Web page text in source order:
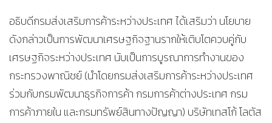
อธิบดีกรมส่งเสริมการค้าระหว่างประเทศ ได้เสริมว่า นโยบาย
ดังกล่าวเป็นการพัฒนาเศรษฐกิจฐานรากให้เติบโตควบคู่กับ
เศรษฐกิจระหว่างประเทศ นับเป็นการบูรณาการทำงานของ
กระทรวงพาณิชย์ (นำโดยกรมส่งเสริมการค้าระหว่างประเทศ
ร่วมกับกรมพัฒนาธุรกิจการค้า กรมการค้าต่างประเทศ กรม
การค้าภายใน และกรมทรัพย์สินทางปัญญา) บริษัทเทสโก้ โลตัส